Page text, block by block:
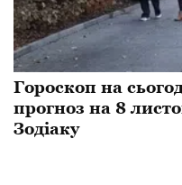
Гороскоп на
прогноз на 8
Зодіаку